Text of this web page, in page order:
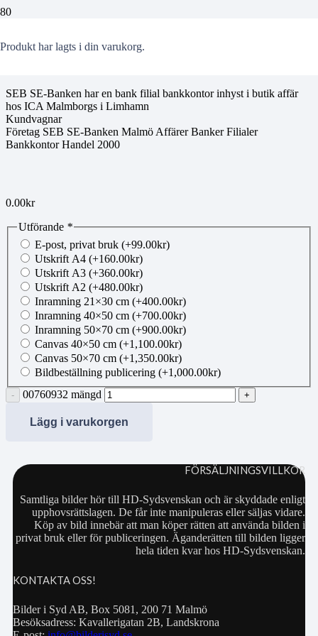
Produkt har lagts i din varukorg.
00760932
SEB SE-Banken har en bank filial bankkontor inhyst i butik affär
hos ICA Malmborgs i Limhamn
Kundvagnar
Företag SEB SE-Banken Malmö Affärer Banker Filialer
Bankkontor Handel 2000
0.00kr
Utförande *
E-post, privat bruk (+99.00kr)
Utskrift A4 (+160.00kr)
Utskrift A3 (+360.00kr)
Utskrift A2 (+480.00kr)
Inramning 21×30 cm (+400.00kr)
Inramning 40×50 cm (+700.00kr)
Inramning 50×70 cm (+900.00kr)
Canvas 40×50 cm (+1,100.00kr)
Canvas 50×70 cm (+1,350.00kr)
Bildbeställning publicering (+1,000.00kr)
00760932 mängd
Lägg i varukorgen
FÖRSÄLJNINGSVILLKOR
Samtliga bilder hör till HD-Sydsvenskan och är skyddade enligt
upphovsrättslagen. De får inte manipuleras eller säljas vidare.
Köp av bild innebär att man köper rätten att använda bilden i
privat bruk eller för publiceringen. Äganderätten till bilden ligger
hela tiden kvar hos HD-Sydsvenskan.
KONTAKTA OSS!
Bilder i Syd AB, Box 5081, 200 71 Malmö
Besöksadress: Kavallerigatan 2B, Landskrona